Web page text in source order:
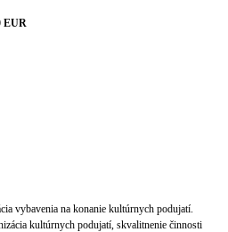
EUR
vybavenia na konanie kultúrnych podujatí.
kultúrnych podujatí, skvalitnenie činnosti